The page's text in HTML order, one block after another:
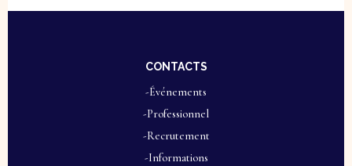
CONTACTS
-Événements
-Professionnel
-Recrutement
-Informations